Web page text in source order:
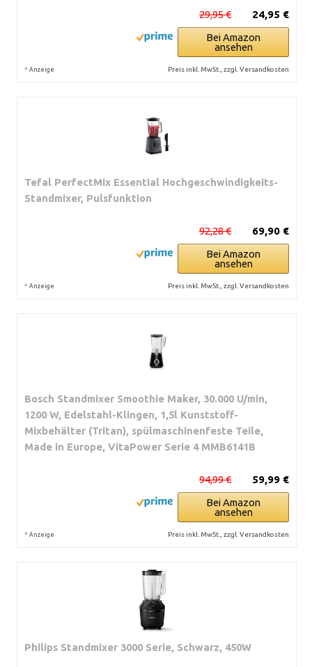
24,95 €
29,95 €
Bei Amazon
ansehen
* Anzeige Preis inkl. MwSt., zzgl. Versandkosten
Tefal PerfectMix Essential Hochgeschwindigkeits-
Standmixer, Pulsfunktion
69,90 €
92,28 €
Bei Amazon
ansehen
* Anzeige Preis inkl. MwSt., zzgl. Versandkosten
Bosch Standmixer Smoothie Maker, 30.000 U/min,
1200 W, Edelstahl-Klingen, 1,5l Kunststoff-
Mixbehälter (Tritan), spülmaschinenfeste Teile,
Made in Europe, VitaPower Serie 4 MMB6141B
59,99 €
94,99 €
Bei Amazon
ansehen
* Anzeige Preis inkl. MwSt., zzgl. Versandkosten
Philips Standmixer 3000 Serie, Schwarz, 450W